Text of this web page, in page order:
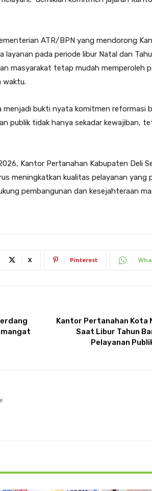
ATR/BPN yang mendorong
pada periode libur Natal dan
masyarakat tetap mudah memperoleh
waktu.
menjadi bukti nyata komitmen reformasi
publik tidak hanya sekadar kewajiban,
Kantor Pertanahan Kabupaten Deli
meningkatkan kualitas pelayanan yang
pembangunan dan kesejahteraan
X Pinterest
Kantor Pertanahan Kota
Saat Libur Tahun
Pelayanan